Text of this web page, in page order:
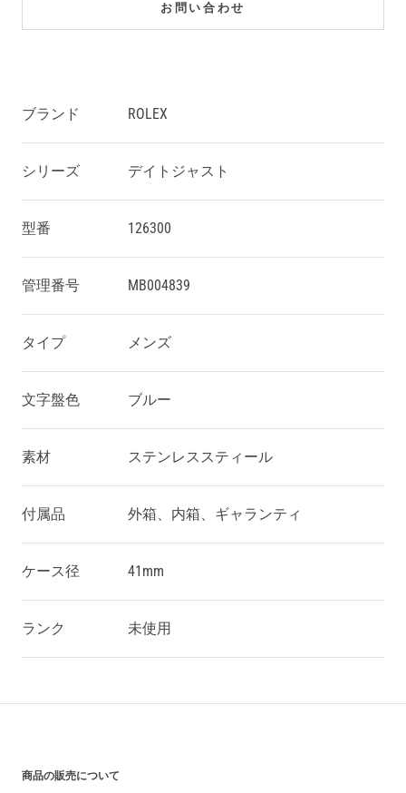
お問い合わせ
ブランド ROLEX
シリーズ デイトジャスト
型番 126300
管理番号 MB004839
タイプ メンズ
文字盤色 ブルー
素材 ステンレススティール
付属品 外箱、内箱、ギャランティ
ケース径 41mm
ランク 未使用
商品の販売について